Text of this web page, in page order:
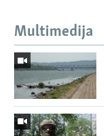
Multimedija